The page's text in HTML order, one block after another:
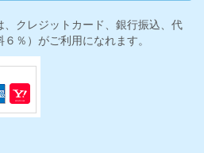
クレジットカード、銀行振込、代
％）がご利用になれます。